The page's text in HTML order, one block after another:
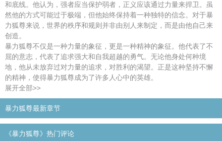
和底线。他认为，强者应当保护弱者，正义应该通过力量来捍卫。虽
然他的方式可能过于极端，但他始终保持着一种独特的信念。对于暴
力狐尊来说，世界的秩序和规则并非由别人来制定，而是由他自己来
创造。
暴力狐尊不仅是一种力量的象征，更是一种精神的象征。他代表了不
屈的意志，代表了追求强大和自我超越的勇气。无论他身处何种境
地，他从未放弃过对力量的追求，对胜利的渴望。正是这种坚持不懈
的精神，使得暴力狐尊成为了许多人心中的英雄。
展开全部>>
暴力狐尊最新章节
《暴力狐尊》热门评论